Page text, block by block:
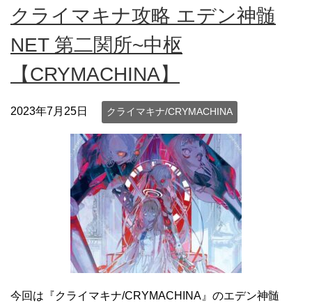
クライマキナ攻略 エデン神髄
NET 第二関所~中枢
【CRYMACHINA】
2023年7月25日 クライマキナ/CRYMACHINA
今回は『クライマキナ/CRYMACHINA』のエデン神髄